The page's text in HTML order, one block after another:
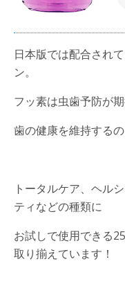
日本版では配合され
ン。
フッ素は虫歯予防が
歯の健康を維持する
トータルケア、ヘル
ティなどの種類に
お試しで使用できる
取り揃えています！